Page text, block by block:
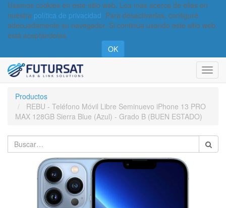
Usamos cookies en este sitio web. Lea más acerca de ellas en
nuestra política de privacidad. Para desactivarlas, configure
adecuadamente su navegador. Si continúa usando este sitio web,
está aceptándolas.
OK
Productos
REBU - Teléfono Móvil Libre Seminuevo iPhone 13 PRO
MAX 128GB Sierra Blue (Azul) - Grado B (BUEN ESTADO)